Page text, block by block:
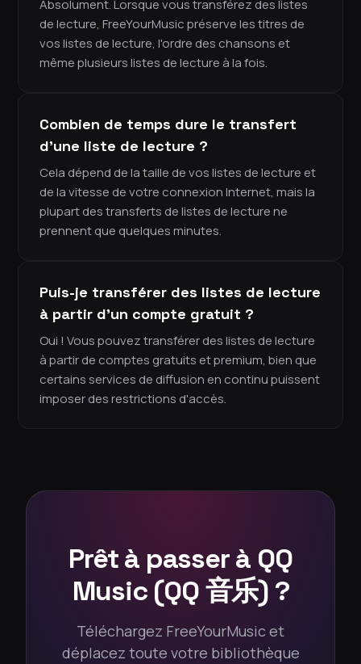
Absolument. Lorsque vous transférez des listes
de lecture, FreeYourMusic préserve les titres de
vos listes de lecture, l'ordre des chansons et
même plusieurs listes de lecture à la fois.
Combien de temps dure le transfert
d'une liste de lecture ?
Cela dépend de la taille de vos listes de lecture et
de la vitesse de votre connexion Internet, mais la
plupart des transferts de listes de lecture ne
prennent que quelques minutes.
Puis-je transférer des listes de lecture
à partir d'un compte gratuit ?
Oui ! Vous pouvez transférer des listes de lecture
à partir de comptes gratuits et premium, bien que
certains services de diffusion en continu puissent
imposer des restrictions d'accès.
Prêt à passer à QQ
Music (QQ 音乐) ?
Téléchargez FreeYourMusic et
déplacez toute votre bibliothèque